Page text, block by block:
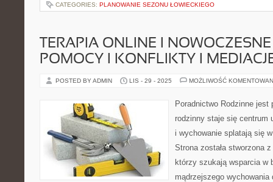
CATEGORIES: PLANOWANIE SEZONU ŁOWIECKIEGO
TERAPIA ONLINE I
POMOCY I KONFLIKTY I
POSTED BY ADMIN LIS - 29 - 2025 MOŻLIWOŚĆ
Poradnictwo Rodzinne
rodzinny staje się centrum
i wychowanie splatają się
Strona została stworzona
którzy szukają wsparcia w
mądrzejszego